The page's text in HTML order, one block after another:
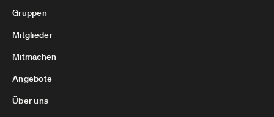
Gruppen
Mitglieder
Mitmachen
Angebote
Über uns